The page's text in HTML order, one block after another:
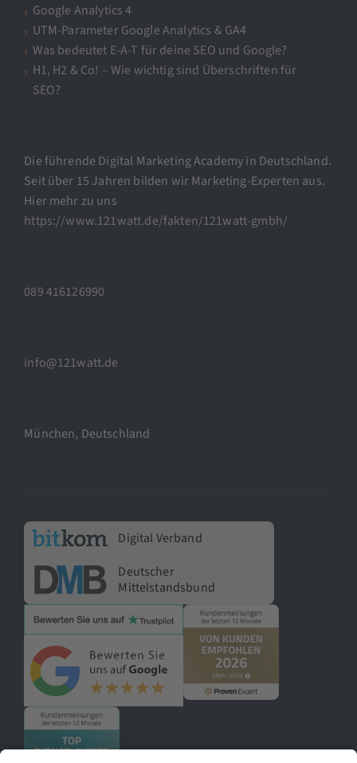
Google Analytics 4
UTM-Parameter Google Analytics & GA4
Was bedeutet E-A-T für deine SEO und Google?
H1, H2 & Co! – Wie wichtig sind Überschriften für
SEO?
Die führende Digital Marketing Academy in Deutschland.
Seit über 15 Jahren bilden wir Marketing-Experten aus.
Hier mehr zu uns
https://www.121watt.de/fakten/121watt-gmbh/
089 416126990
info@121watt.de
München, Deutschland
Digital Verband
Deutscher
Mittelstandsbund